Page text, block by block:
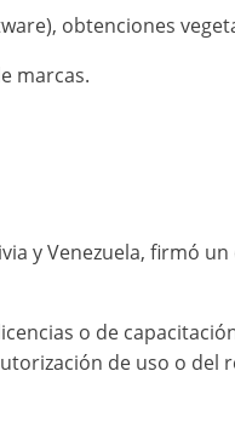
obtenciones
marcas.
y Venezuela, firmó
o de
de uso o del